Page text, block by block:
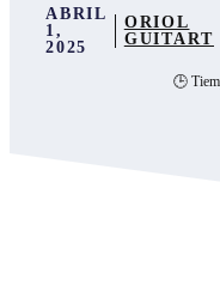
ABRIL
1,
2025
ORIOL
GUITART
🕒